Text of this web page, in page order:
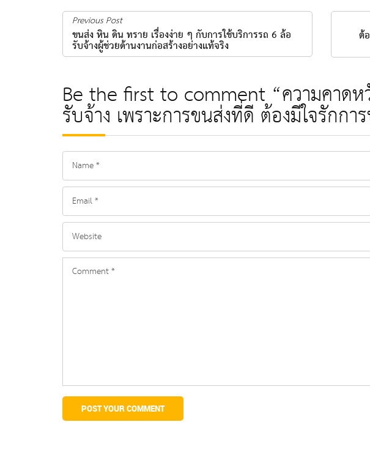
Previous Post
ขนส่ง หิน ดิน ทราย เรื่องง่าย ๆ กับการใช้บริการรถ 6 ล้อ
รับจ้างผู้ช่วยด้านงานก่อสร้างอย่างแท้จริง
ต้
Be the first to comment “ความคาดห
รับจ้าง เพราะการขนส่งที่ดี ต้องมีใจรักกา